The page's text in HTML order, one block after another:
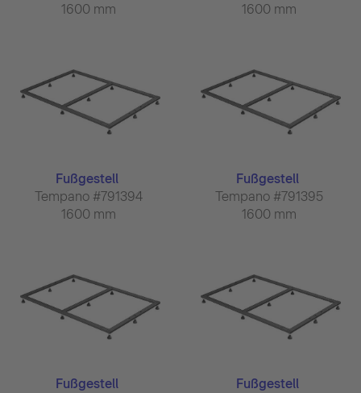
1600 mm
1600 mm
Fußgestell
Tempano #791394
1600 mm
Fußgestell
Tempano #791395
1600 mm
Fußgestell
Fußgestell